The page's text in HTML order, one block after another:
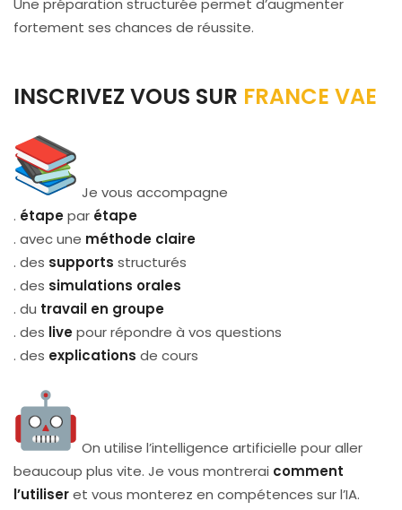
Une préparation structurée permet d’augmenter
fortement ses chances de réussite.
INSCRIVEZ VOUS SUR FRANCE VAE
Je vous accompagne
. étapepar étape
. avec une méthode claire
. des supports structurés
. des simulations orales
. du travail en groupe
. des livepour répondre à vos questions
. des explications de cours
On utilise l’intelligence artificielle pour aller
beaucoup plus vite. Je vous montrerai comment
l’utiliseret vous monterez en compétences sur l’IA.